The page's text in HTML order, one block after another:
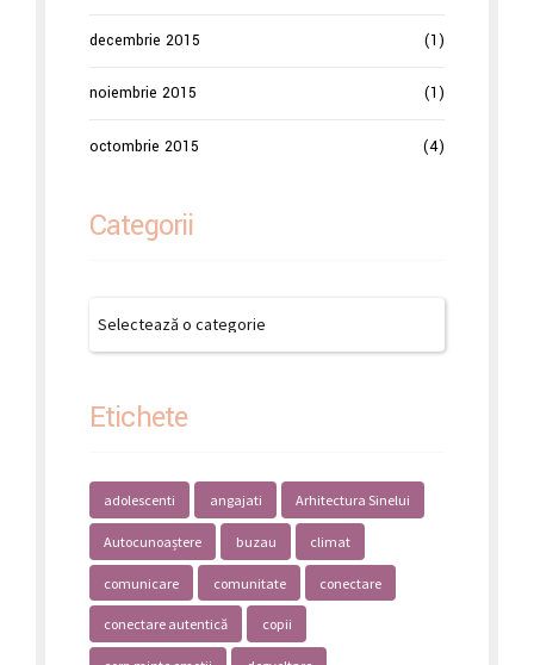
decembrie 2015 (1)
noiembrie 2015 (1)
octombrie 2015 (4)
Categorii
Etichete
adolescenti angajati Arhitectura Sinelui
Autocunoaștere buzau climat
comunicare comunitate conectare
conectare autentică copii